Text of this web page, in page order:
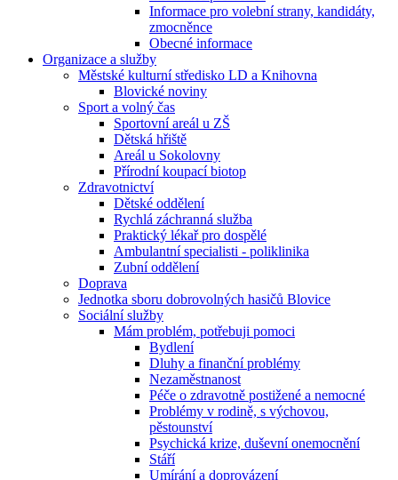
Informace pro volební strany, kandidáty,
zmocněnce
Obecné informace
Organizace a služby
Městské kulturní středisko LD a Knihovna
Blovické noviny
Sport a volný čas
Sportovní areál u ZŠ
Dětská hřiště
Areál u Sokolovny
Přírodní koupací biotop
Zdravotnictví
Dětské oddělení
Rychlá záchranná služba
Praktický lékař pro dospělé
Ambulantní specialisti - poliklinika
Zubní oddělení
Doprava
Jednotka sboru dobrovolných hasičů Blovice
Sociální služby
Mám problém, potřebuji pomoci
Bydlení
Dluhy a finanční problémy
Nezaměstnanost
Péče o zdravotně postižené a nemocné
Problémy v rodině, s výchovou,
pěstounství
Psychická krize, duševní onemocnění
Stáří
Umírání a doprovázení